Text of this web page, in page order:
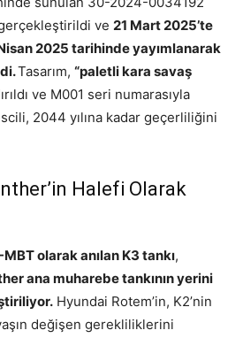
ve 21 Mart 2025’te
2025 tarihinde yayımlanarak
Tasarım, “paletli kara savaş
ve M001 seri numarasıyla
2044 yılına kadar geçerliliğini
Halefi Olarak
MBT olarak anılan K3 tankı,
ana muharebe tankının yerini
Hyundai Rotem’in, K2’nin
değişen gerekliliklerini